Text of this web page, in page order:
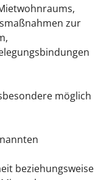
zur
möglich
beziehungsweise